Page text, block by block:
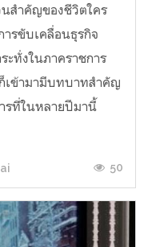
สำคัญของชีวิตใคร
รขับเคลื่อนธุรกิจ
ะทั่งในภาคราชการ
เข้ามามีบทบาทสำคัญ
รที่ในหลายปีมานี้
50